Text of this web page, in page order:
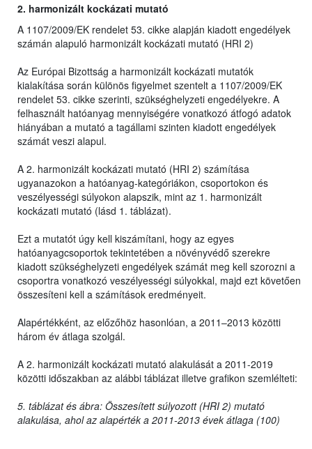
2. harmonizált kockázati mutató
A 1107/2009/EK rendelet 53. cikke alapján kiadott engedélyek
számán alapuló harmonizált kockázati mutató (HRI 2)
Az Európai Bizottság a harmonizált kockázati mutatók
kialakítása során különös figyelmet szentelt a 1107/2009/EK
rendelet 53. cikke szerinti, szükséghelyzeti engedélyekre. A
felhasznált hatóanyag mennyiségére vonatkozó átfogó adatok
hiányában a mutató a tagállami szinten kiadott engedélyek
számát veszi alapul.
A 2. harmonizált kockázati mutató (HRI 2) számítása
ugyanazokon a hatóanyag-kategóriákon, csoportokon és
veszélyességi súlyokon alapszik, mint az 1. harmonizált
kockázati mutató (lásd 1. táblázat).
Ezt a mutatót úgy kell kiszámítani, hogy az egyes
hatóanyagcsoportok tekintetében a növényvédő szerekre
kiadott szükséghelyzeti engedélyek számát meg kell szorozni a
csoportra vonatkozó veszélyességi súlyokkal, majd ezt követően
összesíteni kell a számítások eredményeit.
Alapértékként, az előzőhöz hasonlóan, a 2011–2013 közötti
három év átlaga szolgál.
A 2. harmonizált kockázati mutató alakulását a 2011-2019
közötti időszakban az alábbi táblázat illetve grafikon szemlélteti:
5. táblázat és ábra: Összesített súlyozott (HRI 2) mutató
alakulása, ahol az alapérték a 2011-2013 évek átlaga (100)